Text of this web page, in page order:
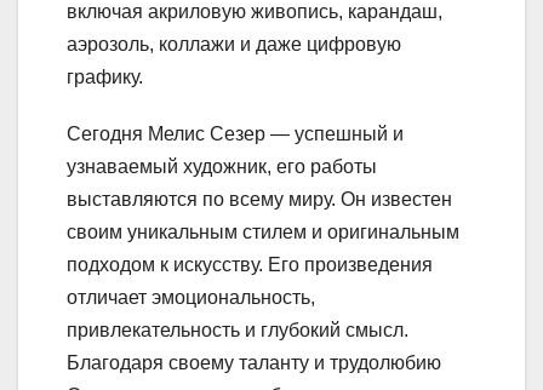
включая акриловую живопись, карандаш,
аэрозоль, коллажи и даже цифровую
графику.
Сегодня Мелис Сезер — успешный и
узнаваемый художник, его работы
выставляются по всему миру. Он известен
своим уникальным стилем и оригинальным
подходом к искусству. Его произведения
отличает эмоциональность,
привлекательность и глубокий смысл.
Благодаря своему таланту и трудолюбию